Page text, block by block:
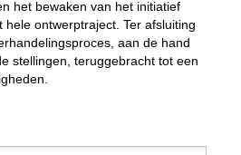
het bewaken van het initiatief
hele ontwerptraject. Ter afsluiting
aan de hand
stellingen, teruggebracht tot een